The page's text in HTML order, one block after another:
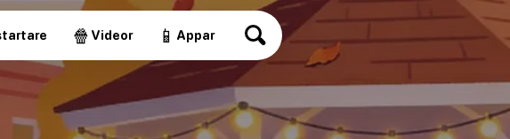
🍿 Videor 📱 Appar